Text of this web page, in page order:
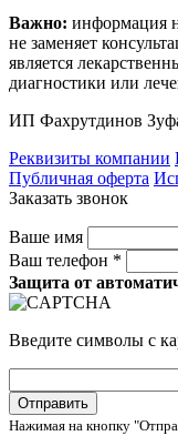
Важно: информация
не заменяет
является
диагностики или
ИП Фахрутдинов
Реквизиты компании
Публичная оферта
Заказать звонок
Ваше имя
Ваш телефон *
Защита от
Введите символы с
Нажимая на кнопку